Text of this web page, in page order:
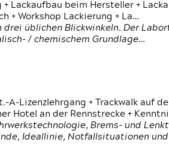
Lackaufbau beim Hersteller +
+ Workshop Lackierung + La…
üblichen Blickwinkeln. Der
/ chemischem Grundlage…
Lizenzlehrgang + Trackwalk auf
Hotel an der Rennstrecke +
Brems- und
Ideallinie, Notfallsituationen